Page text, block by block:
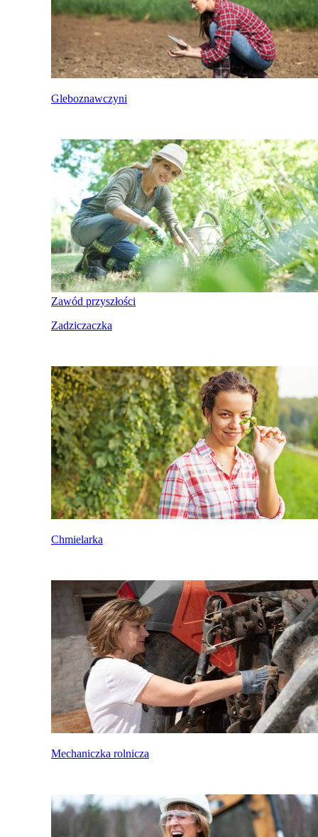
Gleboznawczyni
Zawód przyszłości
Zadziczaczka
Chmielarka
Mechaniczka rolnicza